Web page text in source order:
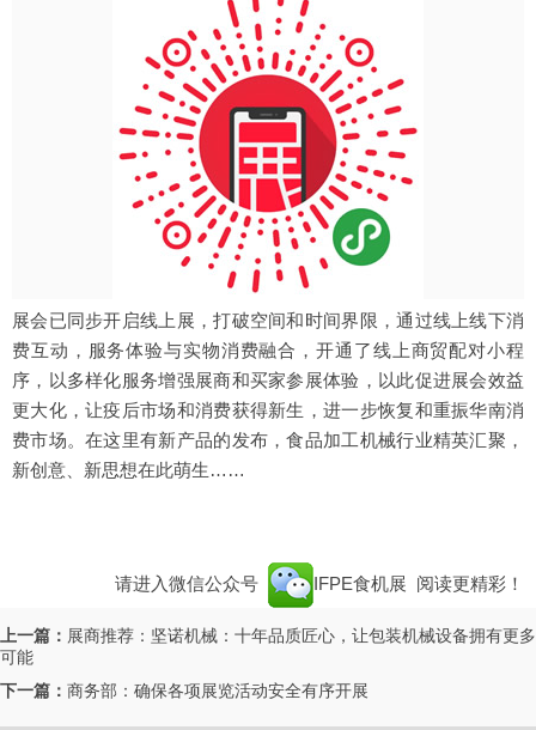
展会已同步开启线上展，打破空间和时间界限，通过线上线下消
费互动，服务体验与实物消费融合，开通了线上商贸配对小程
序，以多样化服务增强展商和买家参展体验，以此促进展会效益
更大化，让疫后市场和消费获得新生，进一步恢复和重振华南消
费市场。在这里有新产品的发布，食品加工机械行业精英汇聚，
新创意、新思想在此萌生……
请进入微信公众号 IFPE食机展 阅读更精彩！
上一篇： 展商推荐：坚诺机械：十年品质匠心，让包装机械设备拥有更多
可能
下一篇： 商务部：确保各项展览活动安全有序开展